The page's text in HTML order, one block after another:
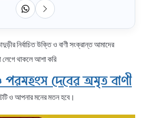
নির্বাচিত উক্তি ও বাণী সংক্রান্ত আমাদের
থাকলে আশা করি
পরমহংস দেবের অমৃত বাণী
ও আপনার মনের মতন হবে।